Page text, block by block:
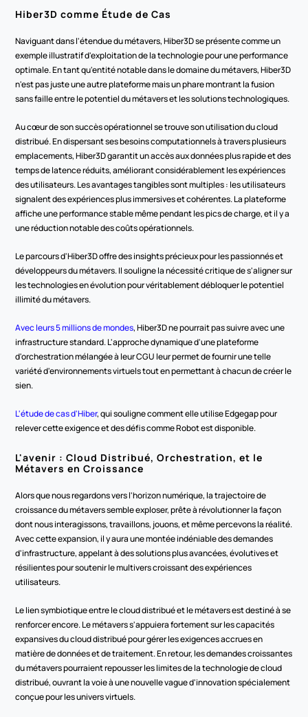
Hiber3D comme Étude de Cas
Naviguant dans l'étendue du métavers, Hiber3D se présente comme un
exemple illustratif d'exploitation de la technologie pour une performance
optimale. En tant qu'entité notable dans le domaine du métavers, Hiber3D
n'est pas juste une autre plateforme mais un phare montrant la fusion
sans faille entre le potentiel du métavers et les solutions technologiques.
Au cœur de son succès opérationnel se trouve son utilisation du cloud
distribué. En dispersant ses besoins computationnels à travers plusieurs
emplacements, Hiber3D garantit un accès aux données plus rapide et des
temps de latence réduits, améliorant considérablement les expériences
des utilisateurs. Les avantages tangibles sont multiples : les utilisateurs
signalent des expériences plus immersives et cohérentes. La plateforme
affiche une performance stable même pendant les pics de charge, et il y a
une réduction notable des coûts opérationnels.
Le parcours d'Hiber3D offre des insights précieux pour les passionnés et
développeurs du métavers. Il souligne la nécessité critique de s'aligner sur
les technologies en évolution pour véritablement débloquer le potentiel
illimité du métavers.
Avec leurs 5 millions de mondes, Hiber3D ne pourrait pas suivre avec une
infrastructure standard. L'approche dynamique d'une plateforme
d'orchestration mélangée à leur CGU leur permet de fournir une telle
variété d'environnements virtuels tout en permettant à chacun de créer le
sien.
L'étude de cas d'Hiber, qui souligne comment elle utilise Edgegap pour
relever cette exigence et des défis comme Robot est disponible.
L'avenir : Cloud Distribué, Orchestration, et le
Métavers en Croissance
Alors que nous regardons vers l'horizon numérique, la trajectoire de
croissance du métavers semble exploser, prête à révolutionner la façon
dont nous interagissons, travaillons, jouons, et même percevons la réalité.
Avec cette expansion, il y aura une montée indéniable des demandes
d'infrastructure, appelant à des solutions plus avancées, évolutives et
résilientes pour soutenir le multivers croissant des expériences
utilisateurs.
Le lien symbiotique entre le cloud distribué et le métavers est destiné à se
renforcer encore. Le métavers s'appuiera fortement sur les capacités
expansives du cloud distribué pour gérer les exigences accrues en
matière de données et de traitement. En retour, les demandes croissantes
du métavers pourraient repousser les limites de la technologie de cloud
distribué, ouvrant la voie à une nouvelle vague d'innovation spécialement
conçue pour les univers virtuels.